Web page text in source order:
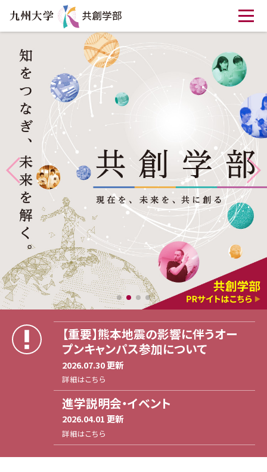
【重要】熊本地震の影響に伴うオー
プンキャンパス参加について
2026.07.30 更新
詳細はこちら
進学説明会・イベント
2026.04.01 更新
詳細はこちら